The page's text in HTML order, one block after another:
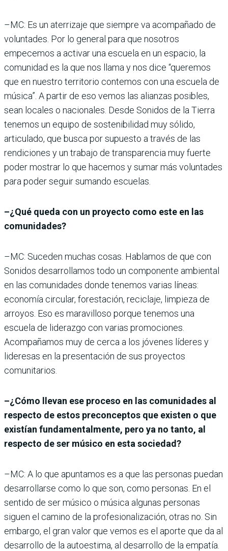
–MC: Es un aterrizaje que siempre va acompañado de
voluntades. Por lo general para que nosotros
empecemos a activar una escuela en un espacio, la
comunidad es la que nos llama y nos dice “queremos
que en nuestro territorio contemos con una escuela de
música”. A partir de eso vemos las alianzas posibles,
sean locales o nacionales. Desde Sonidos de la Tierra
tenemos un equipo de sostenibilidad muy sólido,
articulado, que busca por supuesto a través de las
rendiciones y un trabajo de transparencia muy fuerte
poder mostrar lo que hacemos y sumar más voluntades
para poder seguir sumando escuelas.
–¿Qué queda con un proyecto como este en las
comunidades?
–MC: Suceden muchas cosas. Hablamos de que con
Sonidos desarrollamos todo un componente ambiental
en las comunidades donde tenemos varias líneas:
economía circular, forestación, reciclaje, limpieza de
arroyos. Eso es maravilloso porque tenemos una
escuela de liderazgo con varias promociones.
Acompañamos muy de cerca a los jóvenes líderes y
lideresas en la presentación de sus proyectos
comunitarios.
–¿Cómo llevan ese proceso en las comunidades al
respecto de estos preconceptos que existen o que
existían fundamentalmente, pero ya no tanto, al
respecto de ser músico en esta sociedad?
–MC: A lo que apuntamos es a que las personas puedan
desarrollarse como lo que son, como personas. En el
sentido de ser músico o música algunas personas
siguen el camino de la profesionalización, otras no. Sin
embargo, el gran valor que vemos es el aporte que da al
desarrollo de la autoestima, al desarrollo de la empatía.